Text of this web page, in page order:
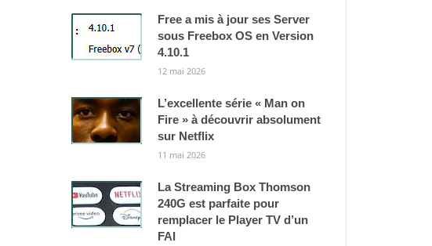
Free a mis à jour ses Server
sous Freebox OS en Version
4.10.1
12 mai 2026
L’excellente série « Man on
Fire » à découvrir absolument
sur Netflix
11 mai 2026
La Streaming Box Thomson
240G est parfaite pour
remplacer le Player TV d’un
FAI